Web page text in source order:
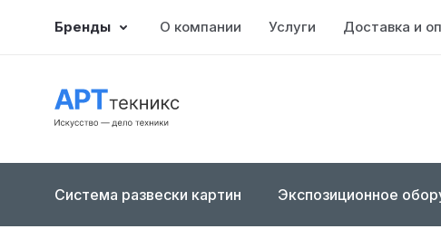
Бренды О компании Услуги Доставка и
Система развески картин Экспозиционное